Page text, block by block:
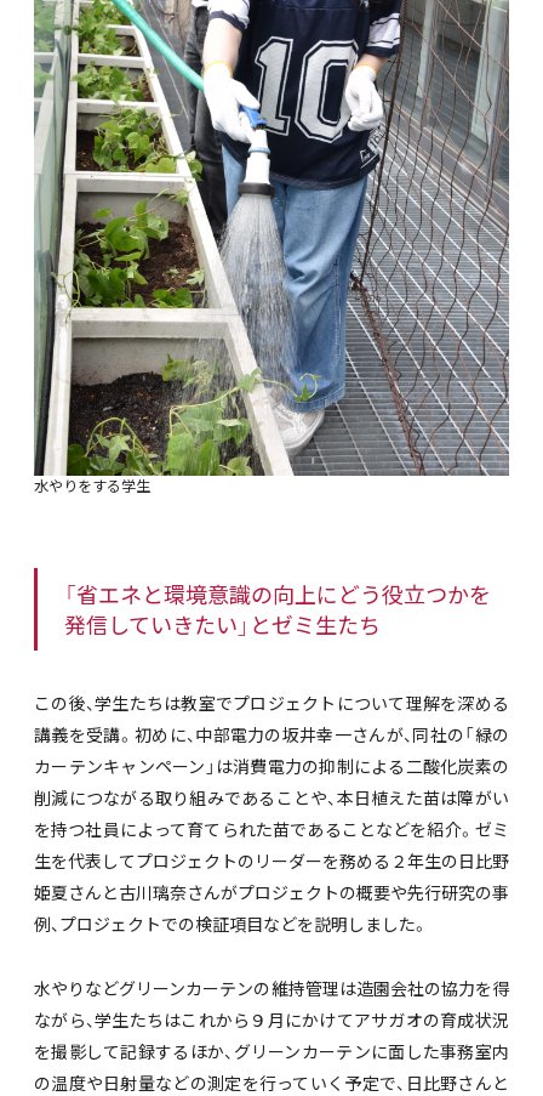
水やりをする学生
「省エネと環境意識の向上にどう役立つかを
発信していきたい」とゼミ生たち
この後、学生たちは教室でプロジェクトについて理解を深める
講義を受講。初めに、中部電力の坂井幸一さんが、同社の「緑の
カーテンキャンペーン」は消費電力の抑制による二酸化炭素の
削減につながる取り組みであることや、本日植えた苗は障がい
を持つ社員によって育てられた苗であることなどを紹介。ゼミ
生を代表してプロジェクトのリーダーを務める２年生の日比野
姫夏さんと古川璃奈さんがプロジェクトの概要や先行研究の事
例、プロジェクトでの検証項目などを説明しました。
水やりなどグリーンカーテンの維持管理は造園会社の協力を得
ながら、学生たちはこれから９月にかけてアサガオの育成状況
を撮影して記録するほか、グリーンカーテンに面した事務室内
の温度や日射量などの測定を行っていく予定で、日比野さんと